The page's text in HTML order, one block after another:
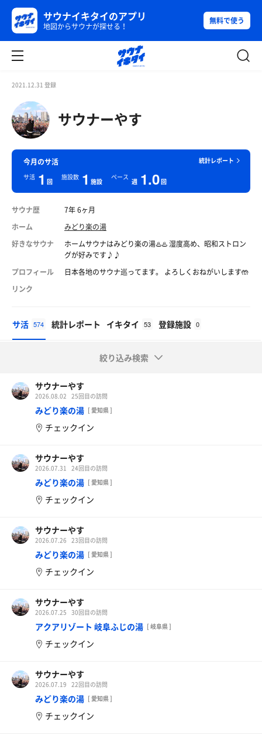
サウナイキタイのアプリ
地図からサウナが探せる！
無料で使う
2021.12.31 登録
サウナーやす
統計レポート
今月のサ活
サ活 1 回
施設数 1 施設
ペース
週 1.0回
サウナ歴
7年 6ヶ月
ホーム
みどり楽の湯
好きなサウナ
ホームサウナはみどり楽の湯♨️♨️ 湿度高め、昭和ストロン
グが好みです♪♪
プロフィール
日本各地のサウナ巡ってます。 よろしくおねがいします🤲
リンク
サ活 574 統計レポート イキタイ 53 登録施設 0
絞り込み検索
サウナーやす
2026.08.02 25回目の訪問
みどり楽の湯 [ 愛知県 ]
チェックイン
サウナーやす
2026.07.31 24回目の訪問
みどり楽の湯 [ 愛知県 ]
チェックイン
サウナーやす
2026.07.26 23回目の訪問
みどり楽の湯 [ 愛知県 ]
チェックイン
サウナーやす
2026.07.25 30回目の訪問
アクアリゾート 岐阜ふじの湯 [ 岐阜県 ]
チェックイン
サウナーやす
2026.07.19 22回目の訪問
みどり楽の湯 [ 愛知県 ]
チェックイン